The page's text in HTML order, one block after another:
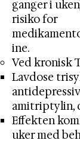
ganger i
risiko for
ine.
Ved kronisk
Lavdose
amitriptylin,
Effekten
uker med